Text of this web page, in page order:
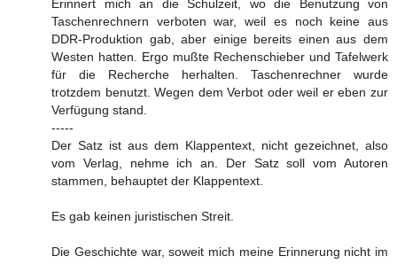
Erinnert mich an die Schulzeit, wo die Benutzung von
Taschenrechnern verboten war, weil es noch keine aus
DDR-Produktion gab, aber einige bereits einen aus dem
Westen hatten. Ergo mußte Rechenschieber und Tafelwerk
für die Recherche herhalten. Taschenrechner wurde
trotzdem benutzt. Wegen dem Verbot oder weil er eben zur
Verfügung stand.
-----
Der Satz ist aus dem Klappentext, nicht gezeichnet, also
vom Verlag, nehme ich an. Der Satz soll vom Autoren
stammen, behauptet der Klappentext.
Es gab keinen juristischen Streit.
Die Geschichte war, soweit mich meine Erinnerung nicht im